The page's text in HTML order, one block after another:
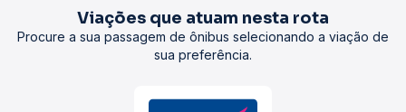
Viações que atuam nesta rota
Procure a sua passagem de ônibus selecionando a viação de
sua preferência.